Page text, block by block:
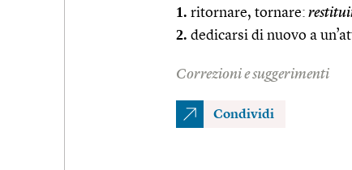
1. ritornare, tornare:
2. dedicarsi di nuovo a
Correzioni e suggerimenti
Condividi